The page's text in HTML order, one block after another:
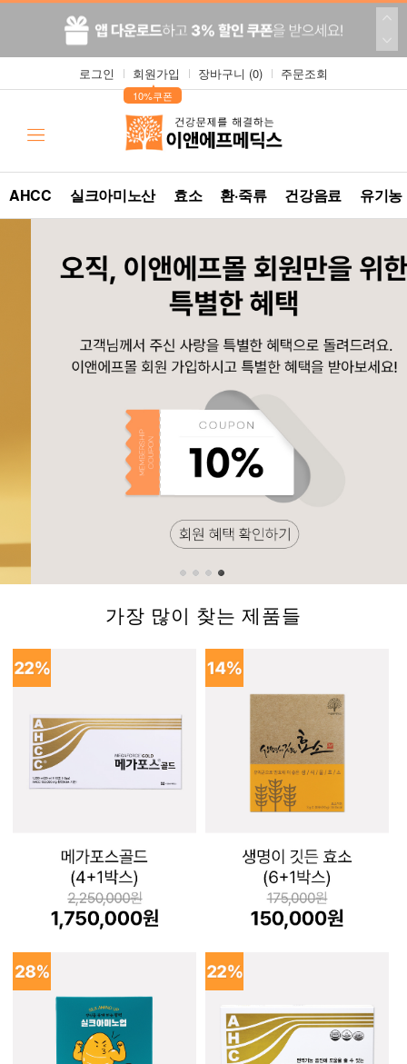
로그인 회원가입
▲
10%쿠폰
장바구니 (0) 주문조회
AHCC 실크아미노산 효소 환·죽류 건강음료 유기
가장 많이 찾는 제품들